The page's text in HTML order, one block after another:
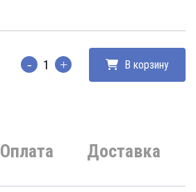
Количество В корзину
Оплата Доставка